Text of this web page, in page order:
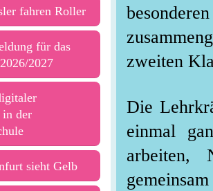
zweiten
Die
einmal
arbeiten,
fahren Roller
für das
2027
in der
sieht Gelb